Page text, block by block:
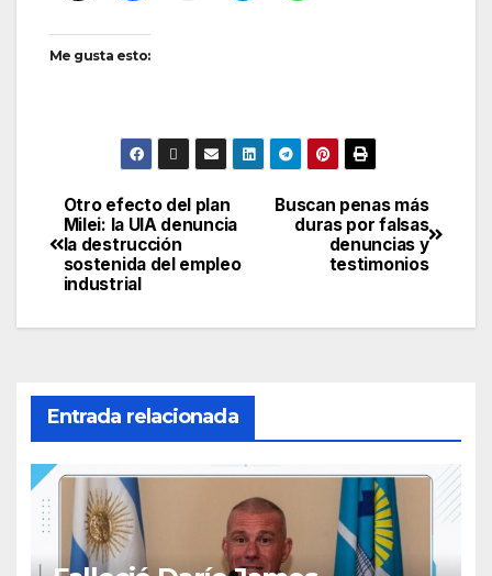
Me gusta esto:
Navegación
de
Buscan penas más
duras por falsas
denuncias y
testimonios
Otro efecto del plan
Milei: la UIA denuncia
la destrucción
sostenida del empleo
industrial
Entrada relacionada